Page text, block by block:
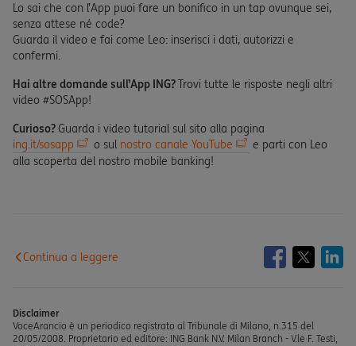
Lo sai che con l’App puoi fare un bonifico in un tap ovunque sei,
senza attese né code?
Guarda il video e fai come Leo: inserisci i dati, autorizzi e
confermi.
Hai altre domande sull’App ING?Trovi tutte le risposte negli altri
video #SOSApp!
Curioso?Guarda i video tutorial sul sito alla pagina
ing.it/sosapp
o sul nostro canale YouTube
e parti con Leo
alla scoperta del nostro mobile banking!
Continua a leggere
Disclaimer
VoceArancio è un periodico registrato al Tribunale di Milano, n.315 del
20/05/2008. Proprietario ed editore: ING Bank N.V. Milan Branch - V.le F. Testi,